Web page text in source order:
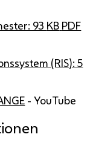
93 KB PDF
(RIS): 5
-YouTube